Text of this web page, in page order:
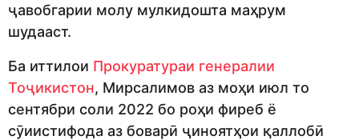
ҷавобгарии молу мулкидошта маҳрум
шудааст.
Ба иттилои Прокуратураи генералии
Тоҷикистон, Мирсалимов аз моҳи июл то
сентябри соли 2022 бо роҳи фиреб ё
сӯиистифода аз боварӣ ҷиноятҳои қаллобӣ